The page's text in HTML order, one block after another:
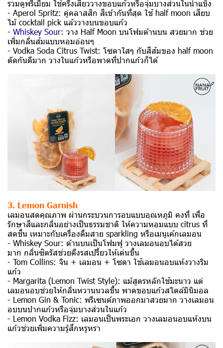
รวมดูพรีเมียม ใช้ครึ่งเสี้ยววางขอบแก้วหรือจุ่มบางส่วนในน้ำแข็ง
- Aperol Spritz: คู่คลาสสิก สีเข้ากันที่สุด ใช้ half moon เสียบ
ไม้ cocktail pick แล้ววางบนขอบแก้ว
- Whiskey Sour: วาง Half Moon บนโฟมด้านบน สวยมาก ช่วย
เพิ่มกลิ่นส้มแบบหอมอ่อนๆ
- Vodka Soda Citrus Twist: โซดาใสๆ กับสีส้มของ half moon
ตัดกันดีมาก วางในแก้วหรือพาดที่ปากแก้วก็ได้
3. Lemon Garnish
เลมอนสดคุณภาพ ผ่านกระบวนการอบแบบอุณหภูมิ คงที่ เพื่อ
รักษาสีและกลิ่นอย่างเป็นธรรมชาติ ให้ความหอมแบบ citrus ที่
สดชื่น เหมาะกับเครื่องดื่มสาย sparkling หรือเมนูเค้กเลมอน
- Whiskey Sour: ด้านบนเป็นโฟมฟู วางเลมอนอบได้สวย
มาก กลิ่นซิตรัสช่วยดึงรสเปรี้ยวให้เด่นขึ้น
- Tom Collins: จิน + เลมอน + โซดา ใช้เลมอนอบแห้งวางริม
แก้ว
- Margarita (Lemon Twist Style): แม้สูตรหลักใช้มะนาว แต่
เลมอนอบช่วยให้กลิ่นหวานนวลขึ้น พาดขอบแก้วสไตล์มินิมอล
- Lemon Gin & Tonic: พรีเซนต์ภาพออกมาสวยมาก วางเลมอน
อบบนปากแก้วหรือจุ่มบางส่วนในแก้ว
- Lemon Vodka Fizz: เลมอนเป็นพระเอก วางเลมอนอบแห้งบน
แก้วช่วยเพิ่มความรู้สึกหรูหรา